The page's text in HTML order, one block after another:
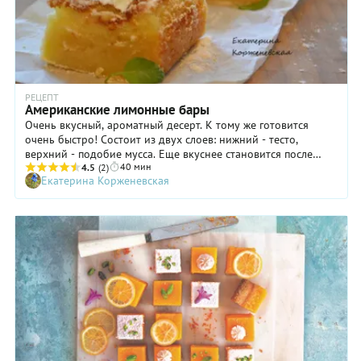
РЕЦЕПТ
Американские лимонные бары
Очень вкусный, ароматный десерт. К тому же готовится
очень быстро! Состоит из двух слоев: нижний - тесто,
верхний - подобие мусса. Еще вкуснее становится после
холодильника. Поэтому настоятельно рекомендую
выдержать десерт в холодильнике некоторое время.
4.5 (2) 40 мин
Екатерина Корженевская